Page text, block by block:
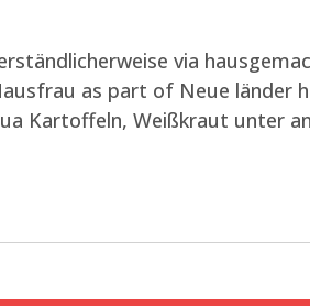
via
as part of Neue länder
Kartoffeln, Weißkraut unter